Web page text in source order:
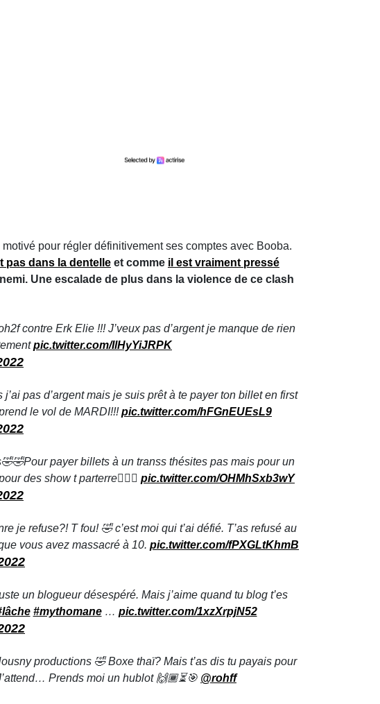
pour régler définitivement ses comptes avec Booba.
pas dans la dentelle et comme il est vraiment pressé
Une escalade de plus dans la violence de ce clash
contre Erk Elie !!! J’veux pas d’argent je manque de rien
pic.twitter.com/IlHyYiJRPK
pas d’argent mais je suis prêt à te payer ton billet en first
le vol de MARDI!!!pic.twitter.com/hFGnEUEsL9
payer billets à un transs thésites pas mais pour un
des show t parterre🤦🏽‍♂️ pic.twitter.com/OHMhSxb3wY
je refuse?! T fou! 🤣 c’est moi qui t’ai défié. T’as refusé au
vous avez massacré à 10. pic.twitter.com/fPXGLtKhmB
un blogueur désespéré. Mais j’aime quand tu blog t’es
#mythomane… pic.twitter.com/1xzXrpjN52
productions 🤣 Boxe thaï? Mais t’as dis tu payais pour
Prends moi un hublot 🙌🏾⏳🎯 @rohff